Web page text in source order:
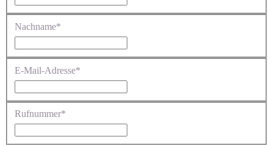
Nachname*
E-Mail-Adresse*
Rufnummer*